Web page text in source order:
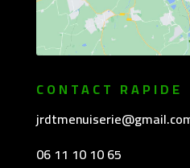
CONTACT RAPIDE
06 11 10 10 65